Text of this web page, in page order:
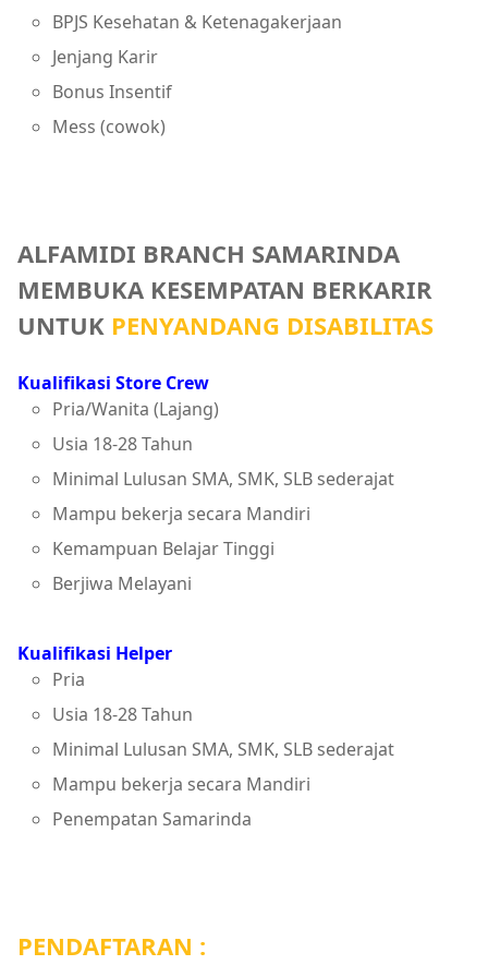
BPJS Kesehatan & Ketenagakerjaan
Jenjang Karir
Bonus Insentif
Mess (cowok)
ALFAMIDI BRANCH SAMARINDA
MEMBUKA KESEMPATAN BERKARIR
UNTUK PENYANDANG DISABILITAS
Kualifikasi Store Crew
Pria/Wanita (Lajang)
Usia 18-28 Tahun
Minimal Lulusan SMA, SMK, SLB sederajat
Mampu bekerja secara Mandiri
Kemampuan Belajar Tinggi
Berjiwa Melayani
Kualifikasi Helper
Pria
Usia 18-28 Tahun
Minimal Lulusan SMA, SMK, SLB sederajat
Mampu bekerja secara Mandiri
Penempatan Samarinda
PENDAFTARAN :